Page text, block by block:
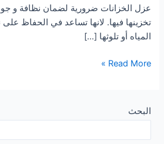
عزل الخزانات ضرورية لضمان نظافة و
تخزينها فيها. لانها تساعد في الحفاظ
المياه أو تلوثها […]
شركة
المياه
بالمجاردة
Read More »
البحث